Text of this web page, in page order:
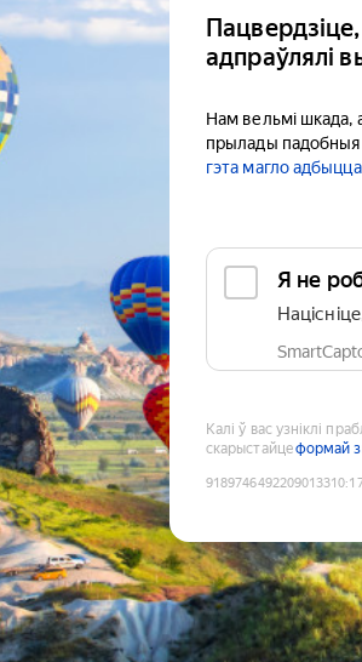
адпраўлялі
Нам вельмі шкада,
прылады
гэта магло
Я не
Калі ў вас узніклі
скарыстайцеформай
9189746492209013310: